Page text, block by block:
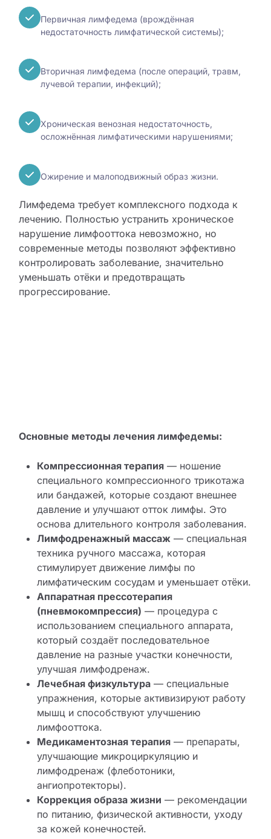
Первичная лимфедема (врождённая
недостаточность лимфатической системы);
Вторичная лимфедема (после операций, травм,
лучевой терапии, инфекций);
Хроническая венозная недостаточность,
осложнённая лимфатическими нарушениями;
Ожирение и малоподвижный образ жизни.
Лимфедема требует комплексного подхода к
лечению. Полностью устранить хроническое
нарушение лимфооттока невозможно, но
современные методы позволяют эффективно
контролировать заболевание, значительно
уменьшать отёки и предотвращать
прогрессирование.
Основные методы лечения лимфедемы:
Компрессионная терапия— ношение
специального компрессионного трикотажа
или бандажей, которые создают внешнее
давление и улучшают отток лимфы. Это
основа длительного контроля заболевания.
Лимфодренажный массаж— специальная
техника ручного массажа, которая
стимулирует движение лимфы по
лимфатическим сосудам и уменьшает отёки.
Аппаратная прессотерапия
(пневмокомпрессия) — процедура с
использованием специального аппарата,
который создаёт последовательное
давление на разные участки конечности,
улучшая лимфодренаж.
Лечебная физкультура— специальные
упражнения, которые активизируют работу
мышц и способствуют улучшению
лимфооттока.
Медикаментозная терапия— препараты,
улучшающие микроциркуляцию и
лимфодренаж (флеботоники,
ангиопротекторы).
Коррекция образа жизни — рекомендации
по питанию, физической активности, уходу
за кожей конечностей.